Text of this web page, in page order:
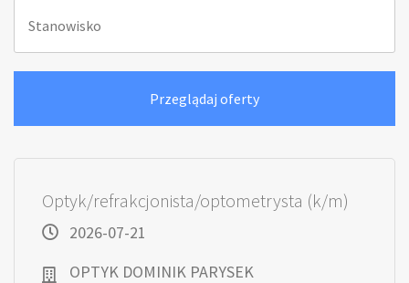
Optyk/refrakcjonista/optometrysta (k/m)
2026-07-21
OPTYK DOMINIK PARYSEK